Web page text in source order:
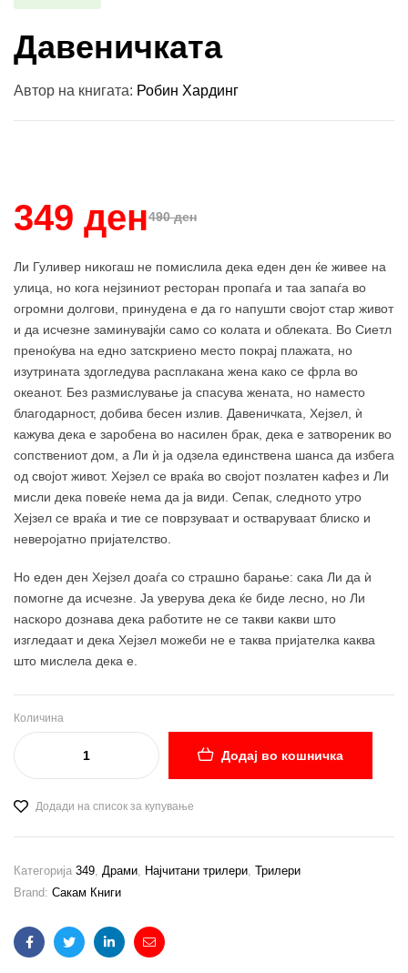
Давеничката
Автор на книгата: Робин Хардинг
490 ден
349 ден
Ли Гуливер никогаш не помислила дека еден ден ќе живее на
улица, но кога нејзиниот ресторан пропаѓа и таа запаѓа во
огромни долгови, принудена е да го напушти својот стар живот
и да исчезне заминувајќи само со колата и облеката. Во Сиетл
преноќува на едно затскриено место покрај плажата, но
изутрината здогледува расплакана жена како се фрла во
океанот. Без размислување ја спасува жената, но наместо
благодарност, добива бесен излив. Давеничката, Хејзел, ѝ
кажува дека е заробена во насилен брак, дека е затвореник во
сопствениот дом, а Ли ѝ ја одзела единствена шанса да избега
од својот живот. Хејзел се враќа во својот позлатен кафез и Ли
мисли дека повеќе нема да ја види. Сепак, следното утро
Хејзел се враќа и тие се поврзуваат и остваруваат блиско и
неверојатно пријателство.
Но еден ден Хејзел доаѓа со страшно барање: сака Ли да ѝ
помогне да исчезне. Ја уверува дека ќе биде лесно, но Ли
наскоро дознава дека работите не се такви какви што
изгледаат и дека Хејзел можеби не е таква пријателка каква
што мислела дека е.
Количина
Додај во кошничка
Додади на список за купување
Категорија 349, Драми, Најчитани трилери, Трилери
Brand: Сакам Книги
FacebookTwitterLinkedinEmail